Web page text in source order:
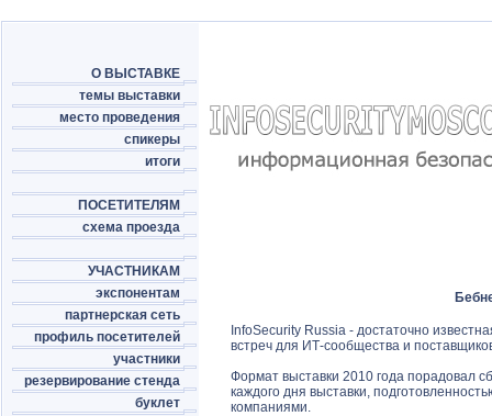
О ВЫСТАВКЕ
темы выставки
место проведения
спикеры
итоги
ПОСЕТИТЕЛЯМ
схема проезда
УЧАСТНИКАМ
экспонентам
партнерская сеть
профиль посетителей
участники
резервирование стенда
буклет
InfoSecurity Russia - достаточно
встреч для ИТ-сообщества и
Формат выставки 2010 года порадовал
каждого дня выставки,
компаниями.